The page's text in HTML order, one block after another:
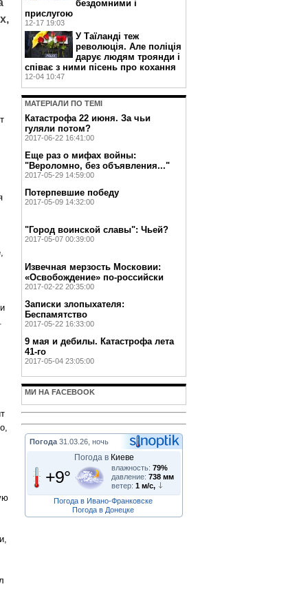
бездомними і
прислугою
12-17 19:03
У Таїланді теж
революція. Але поліція
дарує людям троянди і
співає з ними пісень про кохання
12-04 10:47
МАТЕРIАЛИ ПО ТЕМI
Катастрофа 22 июня. За чьи
гуляли потом?
2017-06-22 16:41:00
Еще раз о мифах войны:
"Вероломно, без объявления..."
2017-05-29 14:59:00
Потерпевшие победу
2017-05-09 14:32:00
"Город воинской славы": Чьей?
2017-05-07 00:39:00
Извечная мерзость Московии:
«Освобождение» по-российски
2017-02-22 20:35:00
Записки злопыхателя:
Беспамятство
2017-05-22 16:33:00
9 мая и дебилы. Катастрофа лета
41-го
2017-05-04 23:05:00
МИ НА FACEBOOK
Погода 31.03.26, ночь
Погода в Киеве
+9° влажность: 79%
давление: 738 мм
ветер: 1 м/с,
Погода в Ивано-Франковске
Погода в Донецке